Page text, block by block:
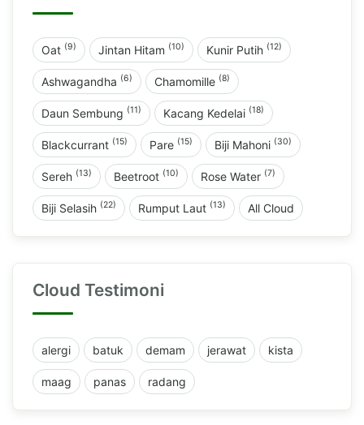
Oat (9) Jintan Hitam (10) Kunir Putih (12)
Ashwagandha (6) Chamomille (8)
Daun Sembung (11) Kacang Kedelai (18)
Blackcurrant (15) Pare (15) Biji Mahoni (30)
Sereh (13) Beetroot (10) Rose Water (7)
Biji Selasih (22) Rumput Laut (13) All Cloud
Cloud Testimoni
alergi batuk demam jerawat kista
maag panas radang